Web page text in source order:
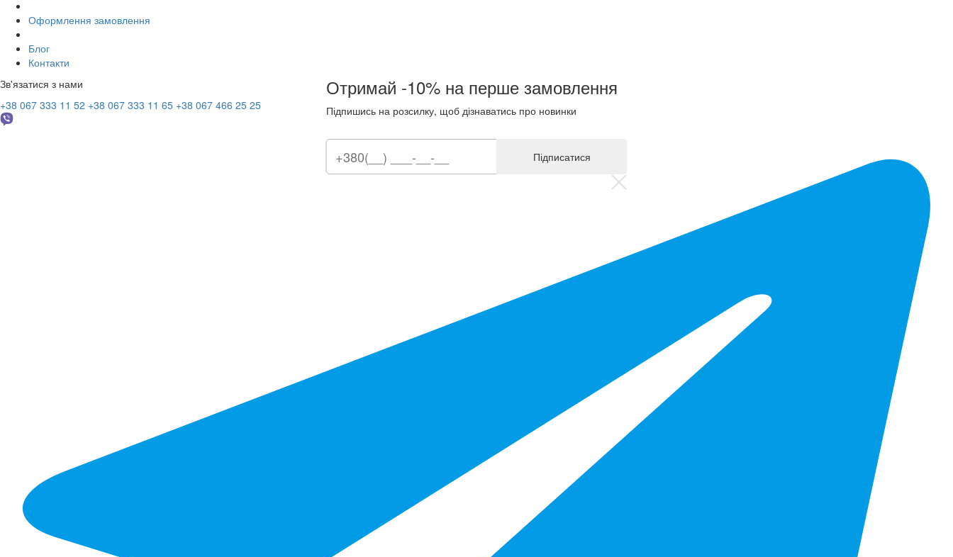
Оформлення замовлення
Блог
Контакти
Зв'язатися з нами
+38 067 333 11 52 +38 067 333 11 65 +38 067 466 25 25
Отримай -10% на перше замовлення
Підпишись на розсилку, щоб дізнаватись про новинки
Підписатися